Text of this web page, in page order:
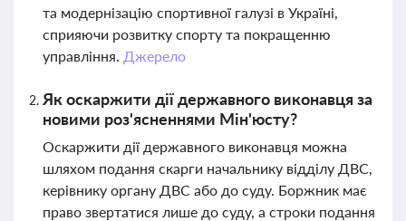
та модернізацію спортивної галузі в Україні,
сприяючи розвитку спорту та покращенню
управління. Джерело
Як оскаржити дії державного виконавця за
новими роз'ясненнями Мін'юсту?
Оскаржити дії державного виконавця можна
шляхом подання скарги начальнику відділу ДВС,
керівнику органу ДВС або до суду. Боржник має
право звертатися лише до суду, а строки подання